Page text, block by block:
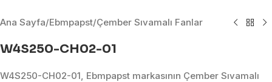
Ana Sayfa/Ebmpapst/Çember Sıvamalı Fanlar
W4S250-CH02-01
W4S250-CH02-01, Ebmpapst markasının Çember Sıvamalı